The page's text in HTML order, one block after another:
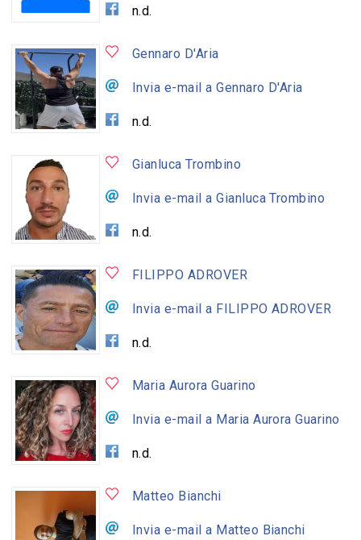
n.d.
Gennaro D'Aria
Invia e-mail a Gennaro D'Aria
n.d.
Gianluca Trombino
Invia e-mail a Gianluca Trombino
n.d.
FILIPPO ADROVER
Invia e-mail a FILIPPO ADROVER
n.d.
Maria Aurora Guarino
Invia e-mail a Maria Aurora Guarino
n.d.
Matteo Bianchi
Invia e-mail a Matteo Bianchi